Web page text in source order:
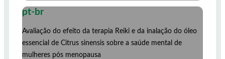
pt-br
Avaliação do efeito da terapia Reiki e da inalação do óleo
essencial de Citrus sinensis sobre a saúde mental de
mulheres pós menopausa